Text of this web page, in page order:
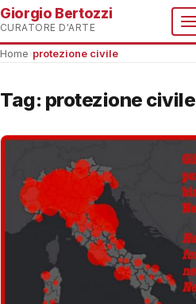
Giorgio Bertozzi
CURATORE D'ARTE
Home protezione civile
Tag: protezione civile